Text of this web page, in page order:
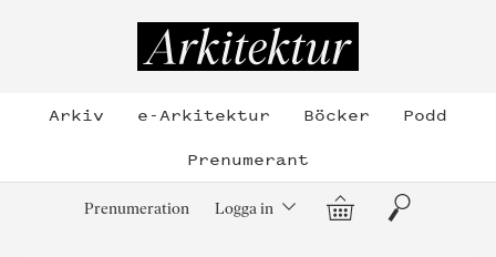
Arkiv e-Arkitektur Böcker
Podd
Prenumerant
Prenumeration Logga in Varukorg
Sök